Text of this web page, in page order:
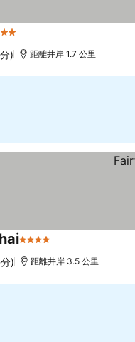
) 距離井岸 1.7 公里
4 星級
) 距離井岸 3.5 公里